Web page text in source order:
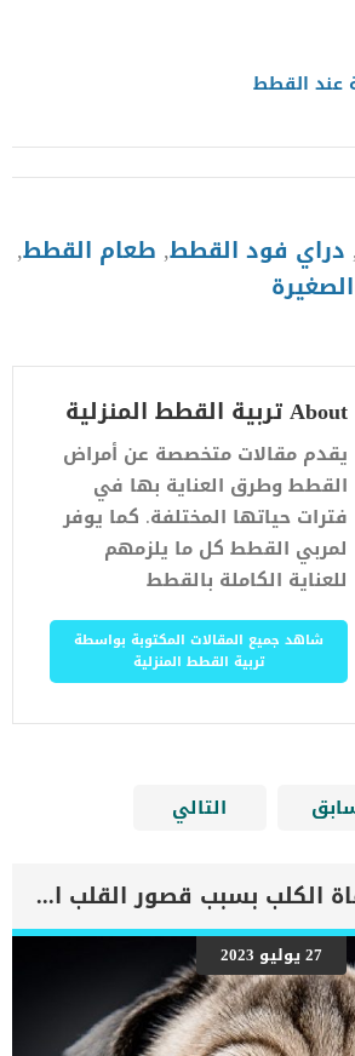
عند القطط
دراي فود القطط, طعام القطط,
About تربية القطط المنزلية
يقدم مقالات متخصصة عن أمراض
القطط وطرق العناية بها في
فترات حياتها المختلفة. كما يوفر
لمربي القطط كل ما يلزمهم
للعناية الكاملة بالقطط
شاهد جميع المقالات المكتوبة بواسطة
تربية القطط المنزلية
التالي
اهم علامات وفاة الكلب بسبب قصور القلب الاحتقانى
27 يوليو 2023